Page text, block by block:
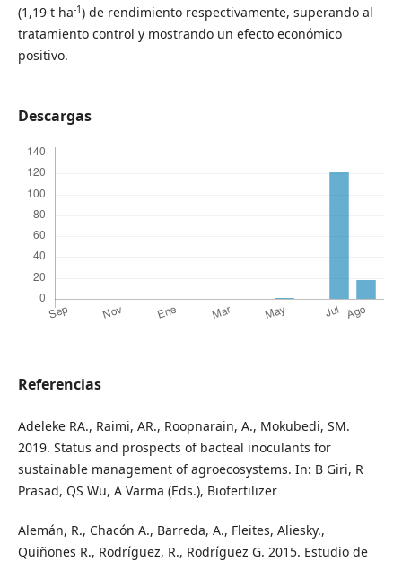
(1,19 t ha-1) de rendimiento respectivamente, superando al
tratamiento control y mostrando un efecto económico
positivo.
Descargas
Referencias
Adeleke RA., Raimi, AR., Roopnarain, A., Mokubedi, SM.
2019. Status and prospects of bacteal inoculants for
sustainable management of agroecosystems. In: B Giri, R
Prasad, QS Wu, A Varma (Eds.), Biofertilizer
Alemán, R., Chacón A., Barreda, A., Fleites, Aliesky.,
Quiñones R., Rodríguez, R., Rodríguez G. 2015. Estudio de